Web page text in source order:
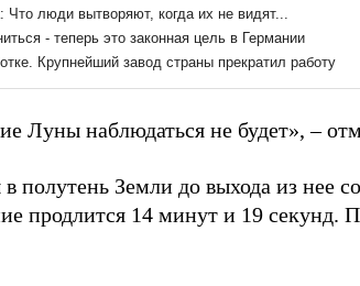
Луны наблюдаться не будет», –
полутень Земли до выхода из нее
продлится 14 минут и 19 секунд.